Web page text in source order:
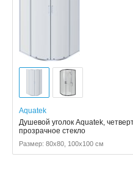
Aquatek
Душевой уголок Aquatek,
прозрачное стекло
Размер: 80x80, 100x100 см